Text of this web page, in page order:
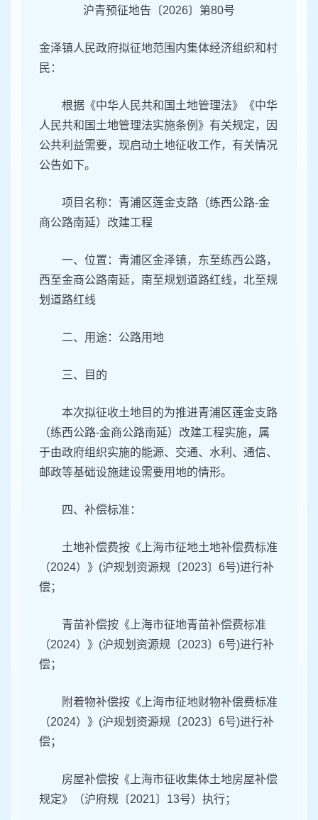
沪青预征地告〔2026〕第80号
金泽镇人民政府拟征地范围内集体经济组织和村
民：
根据《中华人民共和国土地管理法》《中华
人民共和国土地管理法实施条例》有关规定，因
公共利益需要，现启动土地征收工作，有关情况
公告如下。
项目名称：青浦区莲金支路（练西公路-金
商公路南延）改建工程
一、位置：青浦区金泽镇，东至练西公路，
西至金商公路南延，南至规划道路红线，北至规
划道路红线
二、用途：公路用地
三、目的
本次拟征收土地目的为推进青浦区莲金支路
（练西公路-金商公路南延）改建工程实施，属
于由政府组织实施的能源、交通、水利、通信、
邮政等基础设施建设需要用地的情形。
四、补偿标准：
土地补偿费按《上海市征地土地补偿费标准
（2024）》(沪规划资源规〔2023〕6号)进行补
偿；
青苗补偿按《上海市征地青苗补偿费标准
（2024）》(沪规划资源规〔2023〕6号)进行补
偿；
附着物补偿按《上海市征地财物补偿费标准
（2024）》(沪规划资源规〔2023〕6号)进行补
偿；
房屋补偿按《上海市征收集体土地房屋补偿
规定》（沪府规〔2021〕13号）执行；